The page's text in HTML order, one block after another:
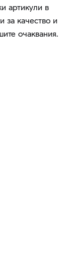
артикули в
за качество и
очаквания.